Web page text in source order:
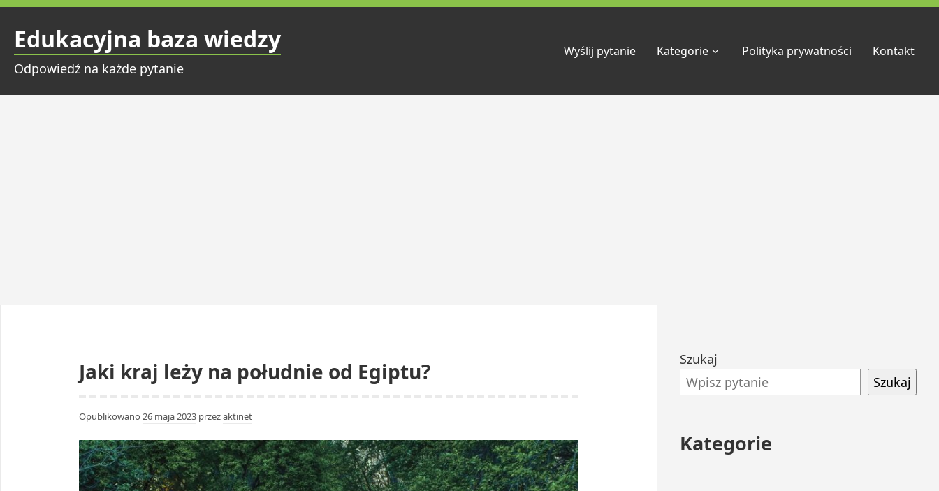
Przejdź
treściEdukacyjna baza wiedzy
Odpowiedź na każde pytanie
Wyślij pytanie Kategorie Polityka prywatności Kontakt
Jaki kraj leży na południe od Egiptu?
Opublikowano 26 maja 2023 przezaktinet
Przejdź
do
stopki
Szukaj
Szukaj
Kategorie